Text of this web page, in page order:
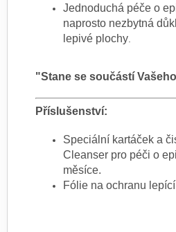
Jednoduchá péče o
naprosto nezbytná
lepivé plochy.
"Stane se součástí
Příslušenství:
Speciální kartáček a
Cleanser pro péči o
měsíce.
Fólie na ochranu